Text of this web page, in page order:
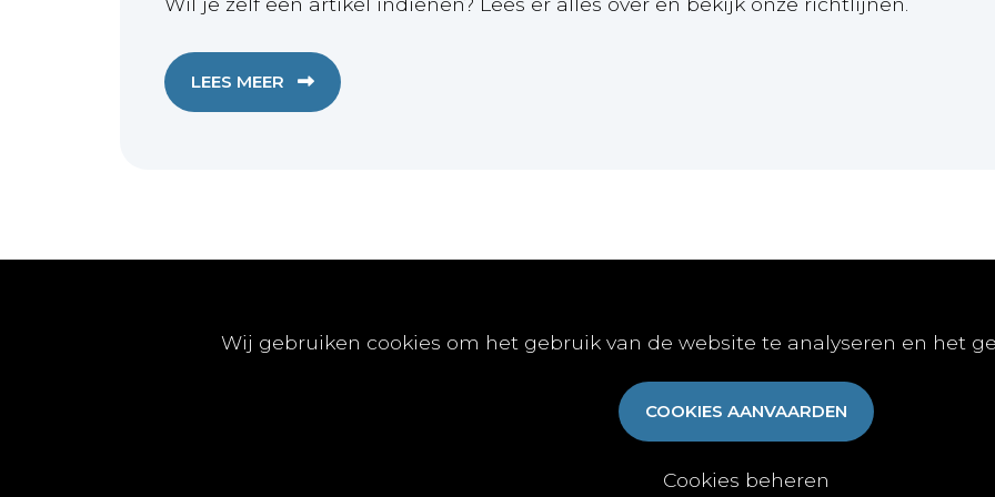
Wij gebruiken cookies om het gebruik van de website te analyseren en het
COOKIES AANVAARDEN
Cookies beheren
LEES MEER
Publicaties Online
Gratis-downloads
Publiceren
Vacature publiceren